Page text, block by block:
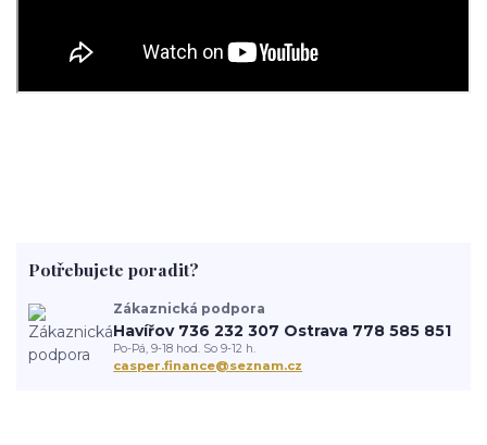
Potřebujete poradit?
Zákaznická podpora
Havířov 736 232 307 Ostrava 778 585 851
Po-Pá, 9-18 hod. So 9-12 h.
casper.finance@seznam.cz